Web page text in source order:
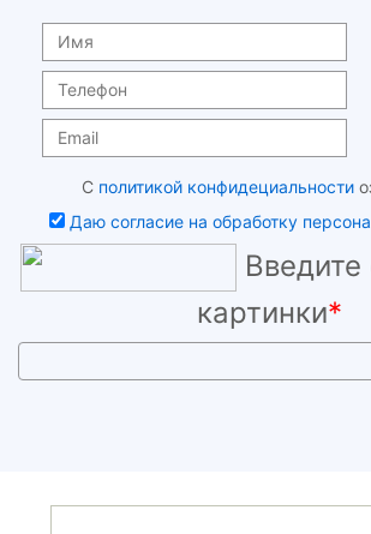
С политикой конфидециальности
Даю согласие на обработку
картинки*